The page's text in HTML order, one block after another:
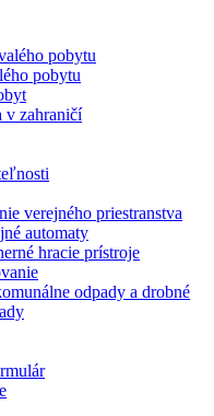
pobytu
pobytu
v zahraničí
verejného priestranstva
automaty
hracie prístroje
odpady a drobné